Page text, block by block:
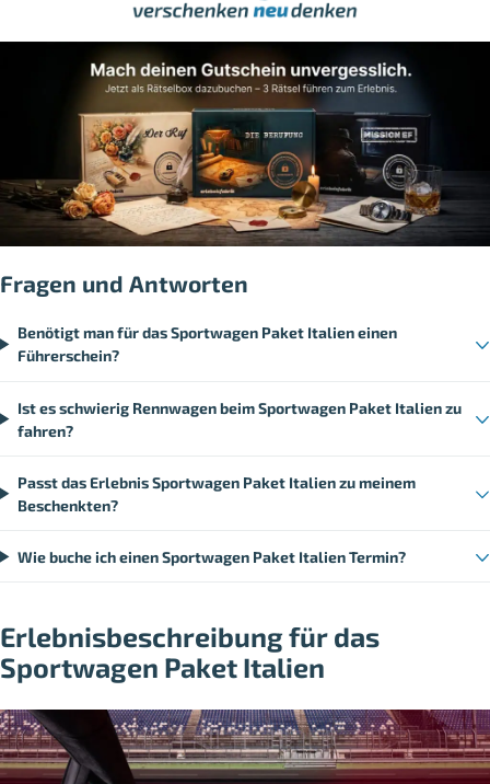
Fragen und Antworten
Benötigt man für das Sportwagen Paket Italien einen
Führerschein?
Ist es schwierig Rennwagen beim Sportwagen Paket Italien zu
fahren?
Passt das Erlebnis Sportwagen Paket Italien zu meinem
Beschenkten?
Wie buche ich einen Sportwagen Paket Italien Termin?
Erlebnisbeschreibung für das
Sportwagen Paket Italien